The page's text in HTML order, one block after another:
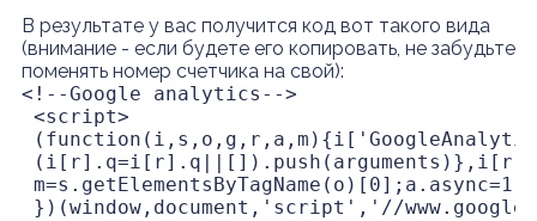
В результате у вас получится код вот такого вида
(внимание - если будете его копировать, не забудьте
поменять номер счетчика на свой):
<!--Google analytics-->
<script>
})(window,document,'script','//